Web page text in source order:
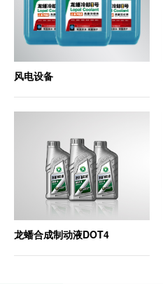
风电设备
龙蟠合成制动液DOT4